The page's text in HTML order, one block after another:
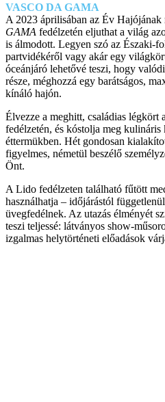
VASCO DA GAMA
A 2023 áprilisában az Év Hajójának
GAMA fedélzetén eljuthat a világ
is álmodott. Legyen szó az Északi-
partvidékéről vagy akár egy
óceánjáró lehetővé teszi, hogy
része, méghozzá egy barátságos,
kínáló hajón.
Élvezze a meghitt, családias légkört a
fedélzetén, és kóstolja meg
éttermükben. Hét gondosan
figyelmes, németül beszélő
Önt.
A Lido fedélzeten található fűtött
használhatja – időjárástól
üvegfedélnek. Az utazás élményét
teszi teljessé: látványos show-
izgalmas helytörténeti előadások